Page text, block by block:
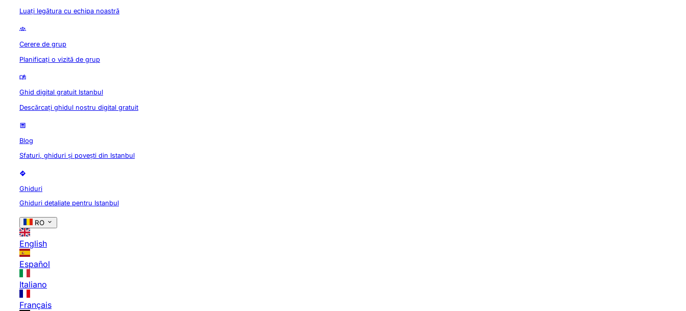
Luați legătura cu echipa noastră
Cerere de grup
Planificați o vizită de grup
Ghid digital gratuit Istanbul
Descărcați ghidul nostru digital gratuit
Blog
Sfaturi, ghiduri și povești din Istanbul
Ghiduri
Ghiduri detaliate pentru Istanbul
RO
English
Español
Italiano
Français